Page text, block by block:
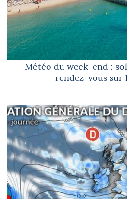
Météo du week-end :
rendez-vous sur